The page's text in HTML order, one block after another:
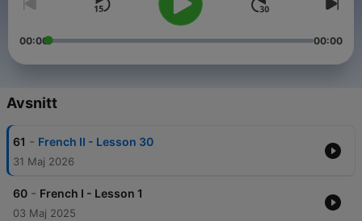
00:00 00:00
Avsnitt
61 - French II - Lesson 30
31 Maj 2026
60 - French I - Lesson 1
03 Maj 2025